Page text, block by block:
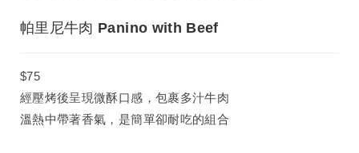
帕里尼牛肉 Panino with Beef
$75
經壓烤後呈現微酥口感，包裹多汁牛肉
溫熱中帶著香氣，是簡單卻耐吃的組合